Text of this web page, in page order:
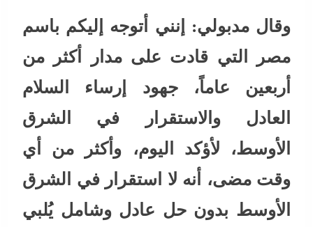
وقال مدبولي: إنني أتوجه إليكم باسم
مصر التي قادت على مدار أكثر من
أربعين عاماً، جهود إرساء السلام
العادل والاستقرار في الشرق
الأوسط، لأؤكد اليوم، وأكثر من أي
وقت مضى، أنه لا استقرار في الشرق
الأوسط بدون حل عادل وشامل يُلبي